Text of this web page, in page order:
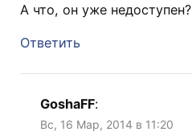
А что, он уже недоступен?
Ответить
GoshaFF:
Вс, 16 Мар, 2014 в 11:20